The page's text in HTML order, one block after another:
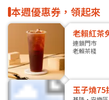
本週優惠券，領起來
老賴紅茶
連鎖門市
老賴茶棧
玉子燒75